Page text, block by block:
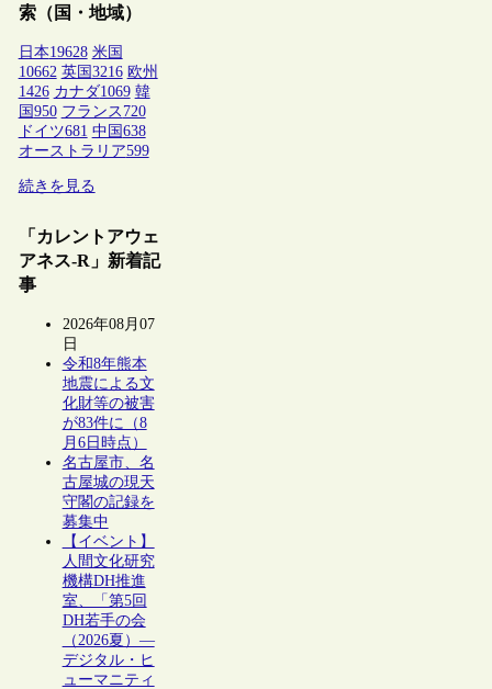
索（国・地域）
日本19628 米国
10662 英国 3216 欧州
1426 カナダ1069 韓
国 950 フランス 720
ドイツ681 中国 638
オーストラリア599
続きを見る
「カレントアウェ
アネス-R」新着記
事
2026年08月07
日
令和8年熊本
地震による文
化財等の被害
が83件に（8
月6日時点）
名古屋市、名
古屋城の現天
守閣の記録を
募集中
【イベント】
人間文化研究
機構DH推進
室、「第5回
DH若手の会
（2026夏）―
デジタル・ヒ
ューマニティ